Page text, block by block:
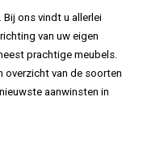
ons vindt u allerlei
van uw eigen
prachtige meubels.
overzicht van de soorten
aanwinsten in